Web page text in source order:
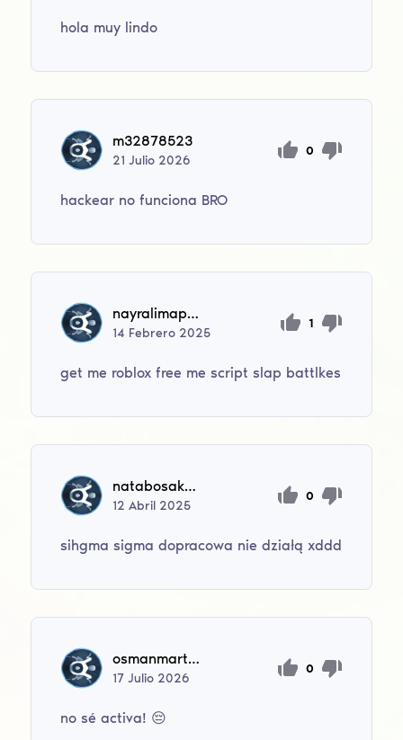
hola muy lindo
m32878523
21Julio 2026
0
hackear no funciona BRO
nayralimapereira
14 Febrero 2025
1
get me roblox free me script slap battlkes
natabosak2013
12Abril 2025
0
sihgma sigma dopracowa nie działą xddd
osmanmartinezxd
17Julio 2026
0
no sé activa! 😔